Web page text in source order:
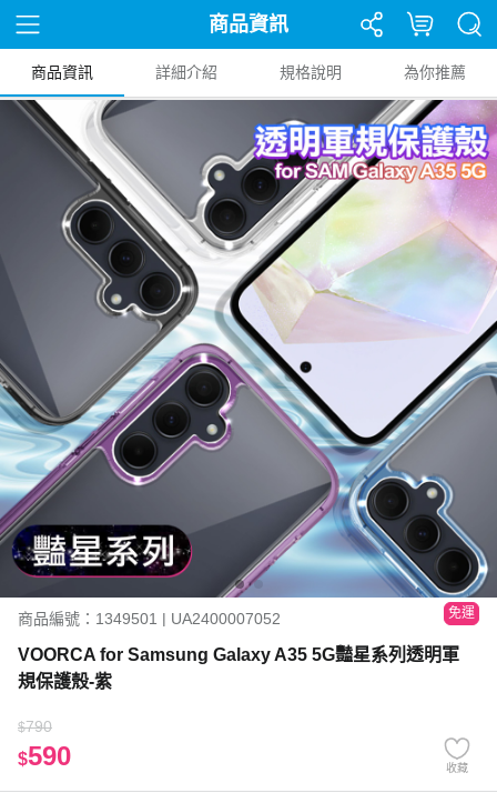
商品資訊
商品資訊 詳細介紹 規格說明 為你推薦
商品編號：1349501 | UA2400007052 免運
VOORCA for Samsung Galaxy A35 5G豔星系列透明軍
規保護殼-紫
$790
$590 收藏